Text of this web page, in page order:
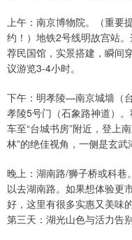
上午：南京博物院。（重要
约！）地铁2号线明故宫站
荐民国馆，实景搭建，瞬间
议游览3-4小时。
下午：明孝陵—南京城墙（
孝陵5号门（石象路神道）
车至“台城书房”附近，登上
林”的绝佳视角，一侧是玄武
晚上：湖南路/狮子桥或科
以去湖南路。如果想体验更
好，这里有很多实惠又美味的
第三天：湖光山色与活力告